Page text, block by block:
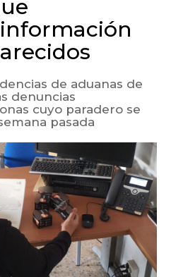
de aduanas de
denuncias
cuyo paradero se
pasada